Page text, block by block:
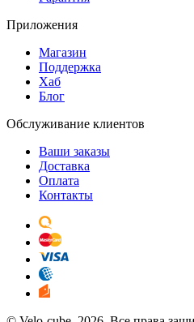
Приложения
Магазин
Поддержка
Хаб
Блог
Обслуживание клиентов
Ваши заказы
Доставка
Оплата
Контакты